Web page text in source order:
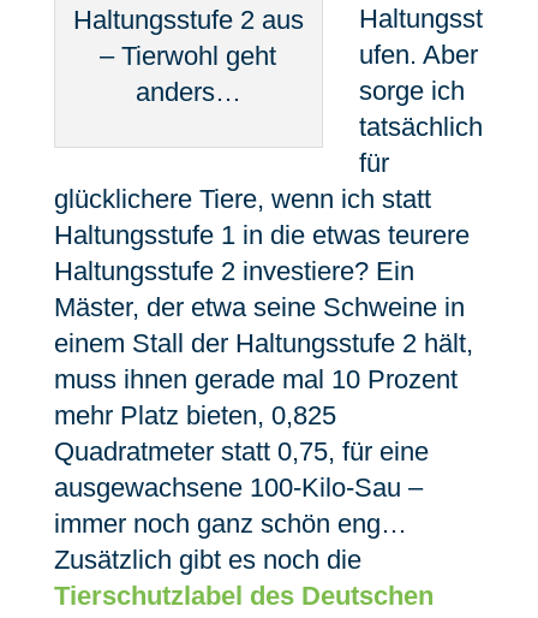
Haltungsstufe 2 aus
– Tierwohl geht
anders…
Haltungsst
ufen. Aber
sorge ich
tatsächlich
für
glücklichere Tiere, wenn ich statt
Haltungsstufe 1 in die etwas teurere
Haltungsstufe 2 investiere? Ein
Mäster, der etwa seine Schweine in
einem Stall der Haltungsstufe 2 hält,
muss ihnen gerade mal 10 Prozent
mehr Platz bieten, 0,825
Quadratmeter statt 0,75, für eine
ausgewachsene 100-Kilo-Sau –
immer noch ganz schön eng…
Zusätzlich gibt es noch die
Tierschutzlabel des Deutschen